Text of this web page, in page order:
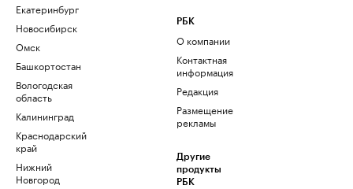
Екатеринбург
Новосибирск
Омск
Башкортостан
Вологодская
область
Калининград
Краснодарский
край
Нижний
Новгород
РБК
О компании
Контактная
информация
Редакция
Размещение
рекламы
Другие
продукты
РБК